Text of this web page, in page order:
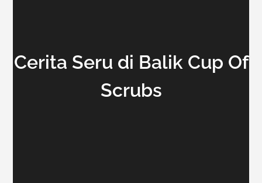
Cerita Seru di Balik Cup Of
Scrubs